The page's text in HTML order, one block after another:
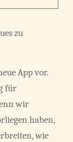
zu
App vor.
für
wir
haben,
wie